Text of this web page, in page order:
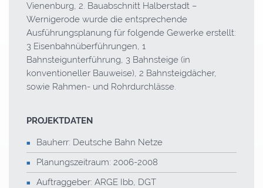
Vienenburg, 2. Bauabschnitt Halberstadt –
Wernigerode wurde die entsprechende
Ausführungsplanung für folgende Gewerke erstellt:
3 Eisenbahnüberführungen, 1
Bahnsteigunterführung, 3 Bahnsteige (in
konventioneller Bauweise), 2 Bahnsteigdächer,
sowie Rahmen- und Rohrdurchlässe.
PROJEKTDATEN
Bauherr: Deutsche Bahn Netze
Planungszeitraum: 2006-2008
Auftraggeber: ARGE Ibb, DGT